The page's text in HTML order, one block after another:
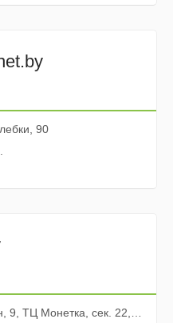
90
Монетка, сек. 22, место № 8